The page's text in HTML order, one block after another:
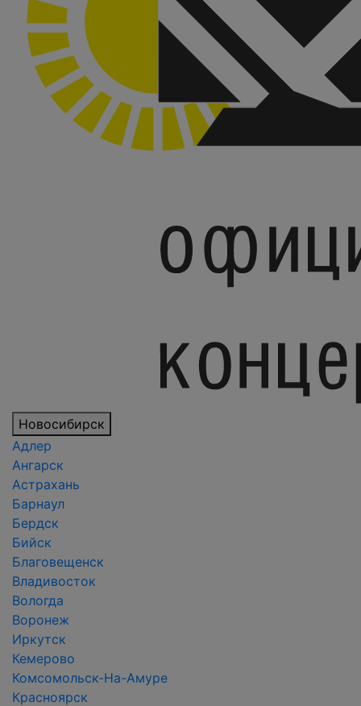
Новосибирск
Адлер
Ангарск
Астрахань
Барнаул
Бердск
Бийск
Благовещенск
Владивосток
Вологда
Воронеж
Иркутск
Кемерово
Комсомольск-На-Амуре
Красноярск